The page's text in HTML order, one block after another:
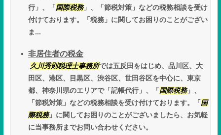
行」、「 国際税務」、「節税対策」などの税務相談を受け
付けております。「税務」に関してお困りのことがござい
ま...
非居住者の税金
久川秀則税理士事務所では五反田をはじめ、品川区、大
田区、港区、目黒区、渋谷区、世田谷区を中心に、東京
都、神奈川県のエリアで「記帳代行」、「 国際税務」、
「節税対策」などの税務相談を受け付けております。「 国
際税務」に関してお困りのことがございましたら、お気軽
に当事務所までお問い合わせください。